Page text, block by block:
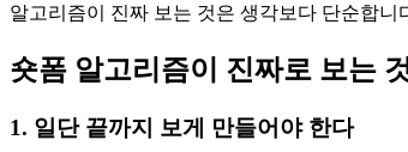
알고리즘이 진짜 보는 것은 생각보다 단순합니
숏폼 알고리즘이 진짜로 보는
1. 일단 끝까지 보게 만들어야 한다